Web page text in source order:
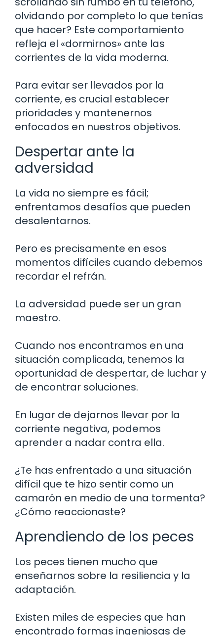
olvidando por completo lo que tenías
que hacer? Este comportamiento
refleja el «dormirnos» ante las
corrientes de la vida moderna.
Para evitar ser llevados por la
corriente, es crucial establecer
prioridades y mantenernos
enfocados en nuestros objetivos.
Despertar ante la
adversidad
La vida no siempre es fácil;
enfrentamos desafíos que pueden
desalentarnos.
Pero es precisamente en esos
momentos difíciles cuando debemos
recordar el refrán.
La adversidad puede ser un gran
maestro.
Cuando nos encontramos en una
situación complicada, tenemos la
oportunidad de despertar, de luchar y
de encontrar soluciones.
En lugar de dejarnos llevar por la
corriente negativa, podemos
aprender a nadar contra ella.
¿Te has enfrentado a una situación
difícil que te hizo sentir como un
camarón en medio de una tormenta?
¿Cómo reaccionaste?
Aprendiendo de los peces
Los peces tienen mucho que
enseñarnos sobre la resiliencia y la
adaptación.
Existen miles de especies que han
encontrado formas ingeniosas de